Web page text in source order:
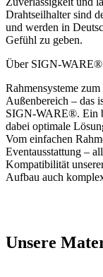
Drahtseilhalter sind
und werden in
Gefühl zu geben.
Über SIGN-
Rahmensysteme
Außenbereich – das
SIGN-WARE®. Ein
dabei optimale
Vom einfachen
Eventausstattung –
Kompatibilität
Aufbau auch
Unsere